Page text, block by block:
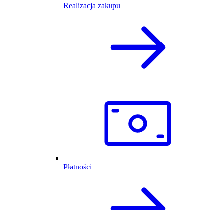
Realizacja zakupu
Płatności